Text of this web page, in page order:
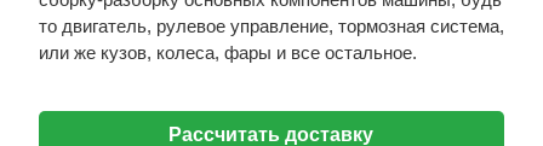
то двигатель, рулевое управление, тормозная система,
или же кузов, колеса, фары и все остальное.
Рассчитать доставку